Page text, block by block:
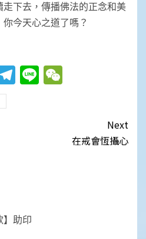
下去，傳播佛法的正念和美
今天心之道了嗎？
Telegram
Line
Next
在戒會恆攝心
】助印